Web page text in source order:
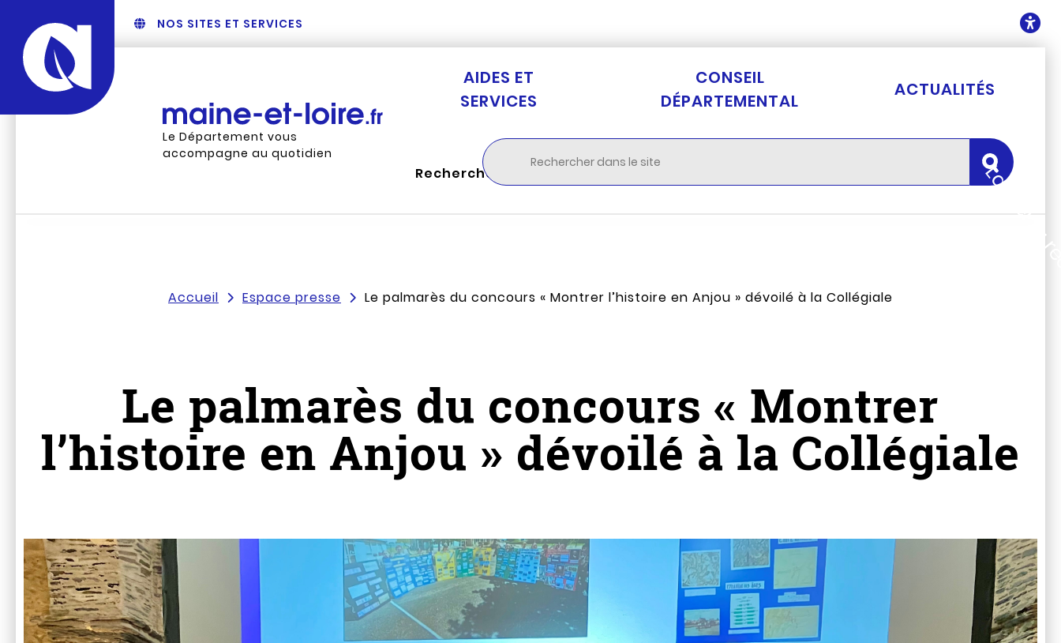
NOS SITES ET SERVICES
Le Département vous
accompagne au quotidien
AIDES ET
SERVICES
CONSEIL
DÉPARTEMENTAL
ACTUALITÉS
Rechercher
Accueil Espace presse Le palmarès du concours « Montrer l’histoire en Anjou » dévoilé à la Collégiale
Le palmarès du concours « Montrer
l’histoire en Anjou » dévoilé à la Collégiale